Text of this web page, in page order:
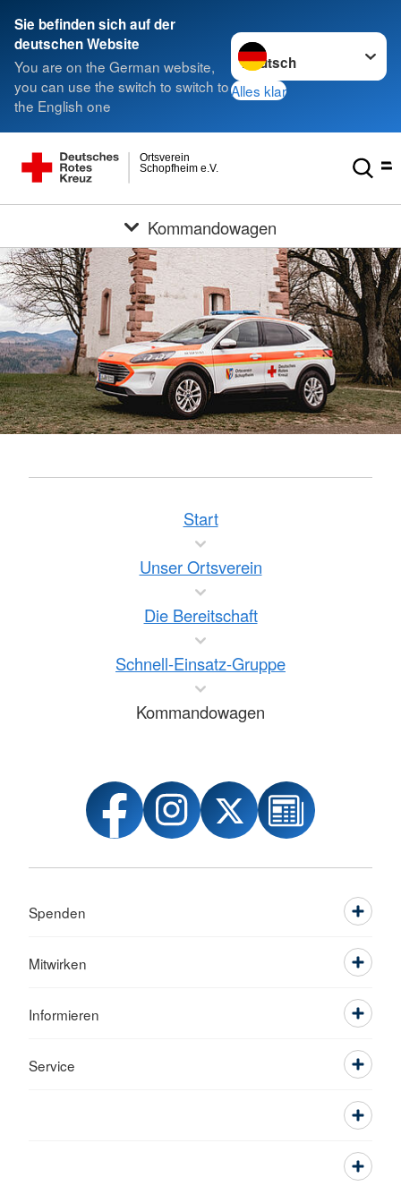
Sie befinden sich auf der
deutschen Website
You are on the German website,
you can use the switch to switch to
the English one
Sprache wechseln zu
Alles klar
Schopfheim e.V.
Ortsverein
Kommandowagen
Start
Unser Ortsverein
Die Bereitschaft
Schnell-Einsatz-Gruppe
Kommandowagen
Spenden
Mitwirken
Informieren
Service